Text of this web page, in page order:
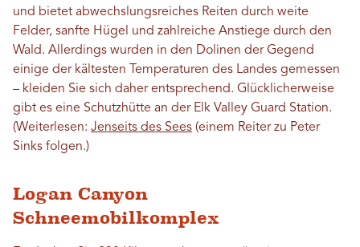
und bietet abwechslungsreiches Reiten durch weite
Felder, sanfte Hügel und zahlreiche Anstiege durch den
Wald. Allerdings wurden in den Dolinen der Gegend
einige der kältesten Temperaturen des Landes gemessen
– kleiden Sie sich daher entsprechend. Glücklicherweise
gibt es eine Schutzhütte an der Elk Valley Guard Station.
(Weiterlesen: Jenseits des Sees (einem Reiter zu Peter
Sinks folgen.)
Logan Canyon
Schneemobilkomplex